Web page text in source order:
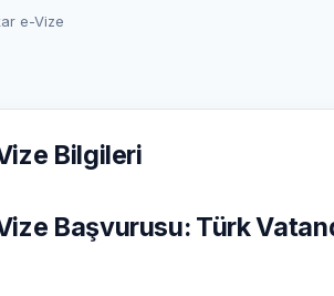
e-Vize
Bilgileri
Başvurusu: Türk